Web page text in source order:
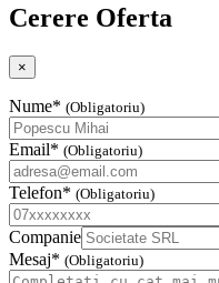
Cerere Oferta
×
Nume* (Obligatoriu)
Email* (Obligatoriu)
Telefon* (Obligatoriu)
Companie
Mesaj* (Obligatoriu)